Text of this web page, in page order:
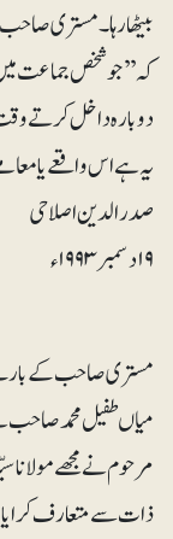
بیٹھا رہا۔ مستری
کہ’’جو شخص جماعت
دوبارہ داخل کرتے
یہ ہے اس واقعے یا
صدرالدین اصلاحی
۱۹دسمبر ۱۹۹۳ء
مستری صاحب کے بارے
میاں طفیل محمد
مرحوم نے مجھے
ذات سے متعارف کرایا